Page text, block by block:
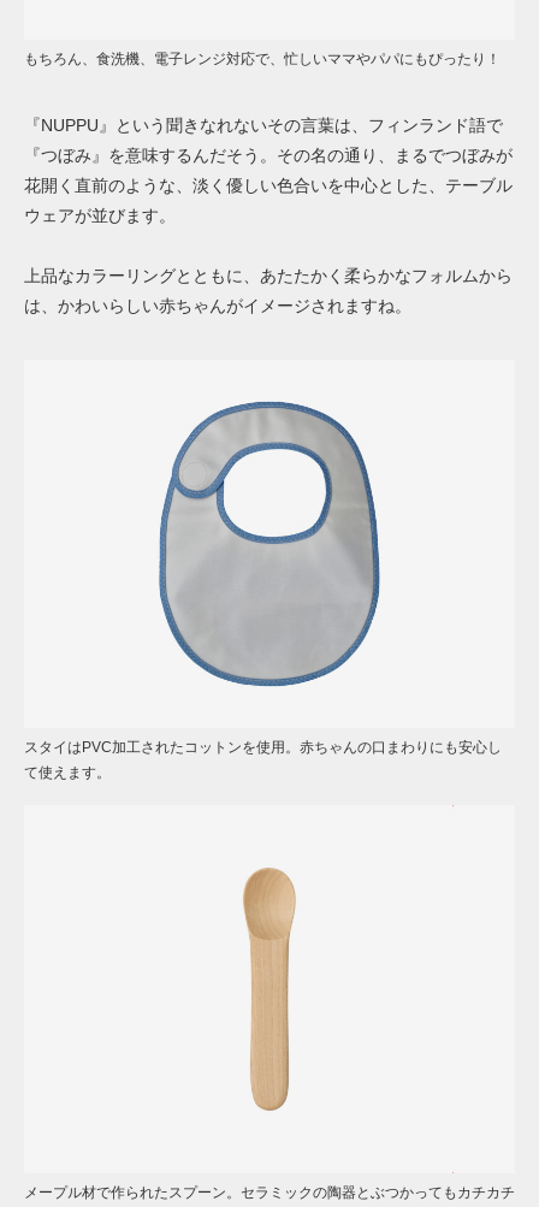
もちろん、食洗機、電子レンジ対応で、忙しいママやパパにもぴったり！
『NUPPU』という聞きなれないその言葉は、フィンランド語で
『つぼみ』を意味するんだそう。その名の通り、まるでつぼみが
花開く直前のような、淡く優しい色合いを中心とした、テーブル
ウェアが並びます。
上品なカラーリングとともに、あたたかく柔らかなフォルムから
は、かわいらしい赤ちゃんがイメージされますね。
スタイはPVC加工されたコットンを使用。赤ちゃんの口まわりにも安心し
て使えます。
メープル材で作られたスプーン。セラミックの陶器とぶつかってもカチカチ